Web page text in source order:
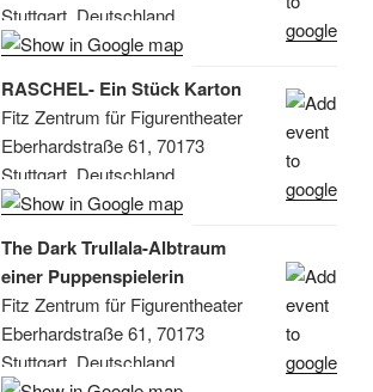
Stuttgart, Deutschland
RASCHEL- Ein Stück Karton
Fitz Zentrum für Figurentheater
Eberhardstraße 61, 70173
Stuttgart, Deutschland
The Dark Trullala-Albtraum
einer Puppenspielerin
Fitz Zentrum für Figurentheater
Eberhardstraße 61, 70173
Stuttgart, Deutschland